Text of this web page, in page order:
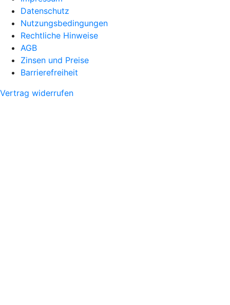
Datenschutz
Nutzungsbedingungen
Rechtliche Hinweise
AGB
Zinsen und Preise
Barrierefreiheit
Vertrag widerrufen